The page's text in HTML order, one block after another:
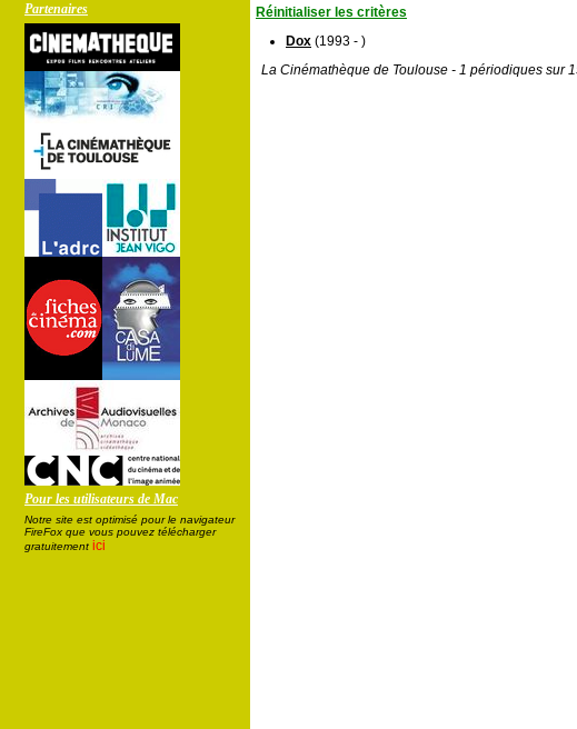
Partenaires
Pour les utilisateurs de Mac
Notre site est optimisé pour le navigateur
FireFox que vous pouvez télécharger
gratuitement ici
Réinitialiser les critères
Dox (1993 - )
La Cinémathèque de Toulouse - 1 périodiques sur